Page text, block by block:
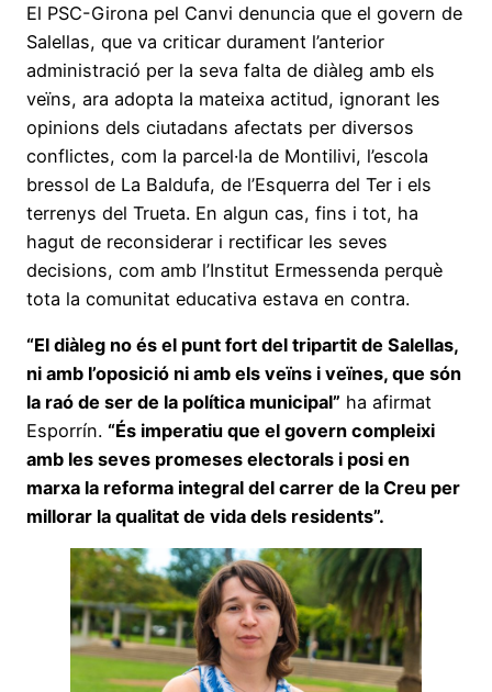
El PSC-Girona pel Canvi denuncia que el govern de
Salellas, que va criticar durament l’anterior
administració per la seva falta de diàleg amb els
veïns, ara adopta la mateixa actitud, ignorant les
opinions dels ciutadans afectats per diversos
conflictes, com la parcel·la de Montilivi, l’escola
bressol de La Baldufa, de l’Esquerra del Ter i els
terrenys del Trueta. En algun cas, fins i tot, ha
hagut de reconsiderar i rectificar les seves
decisions, com amb l’Institut Ermessenda perquè
tota la comunitat educativa estava en contra.
“El diàleg no és el punt fort del tripartit de Salellas,
ni amb l’oposició ni amb els veïns i veïnes, que són
la raó de ser de la política municipal” ha afirmat
Esporrín. “És imperatiu que el govern compleixi
amb les seves promeses electorals i posi en
marxa la reforma integral del carrer de la Creu per
millorar la qualitat de vida dels residents”.